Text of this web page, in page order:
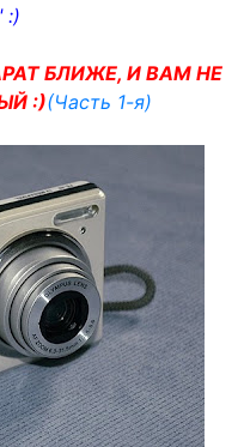
:)
БЛИЖЕ, И ВАМ НЕ
:)(Часть 1-я)